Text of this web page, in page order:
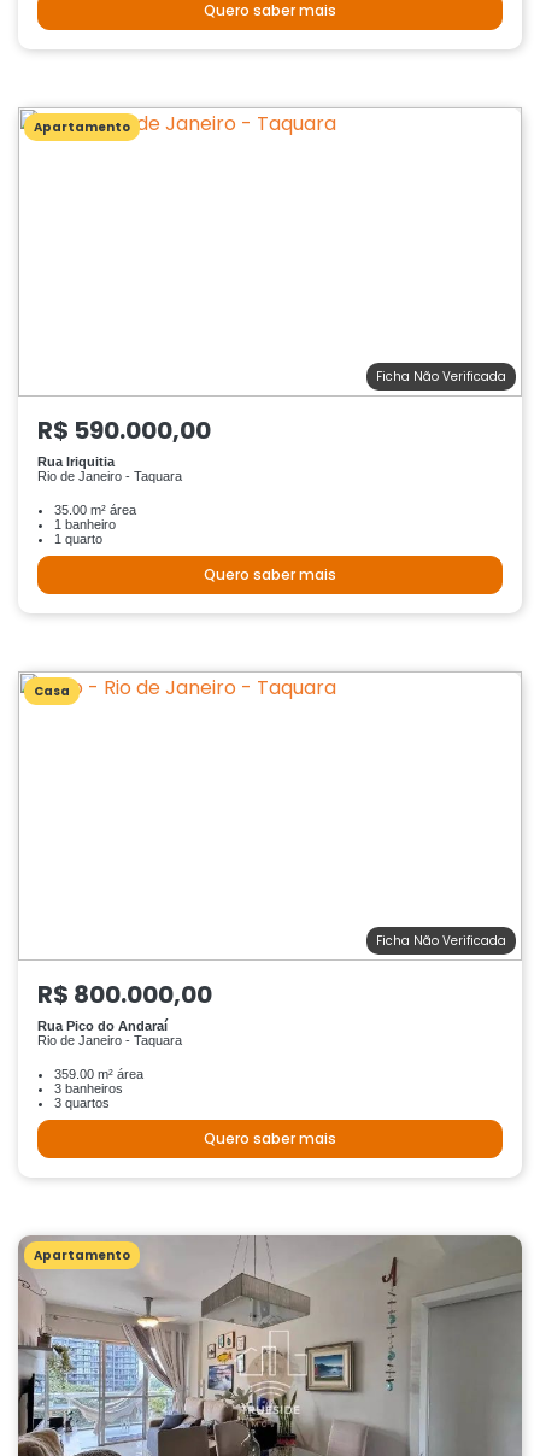
Quero saber mais
Apartamento
Ficha Não Verificada
R$ 590.000,00
Rua Iriquitia
Rio de Janeiro - Taquara
35.00 m² área
1 banheiro
1 quarto
Quero saber mais
Casa
Ficha Não Verificada
R$ 800.000,00
Rua Pico do Andaraí
Rio de Janeiro - Taquara
359.00 m² área
3 banheiros
3 quartos
Quero saber mais
Apartamento